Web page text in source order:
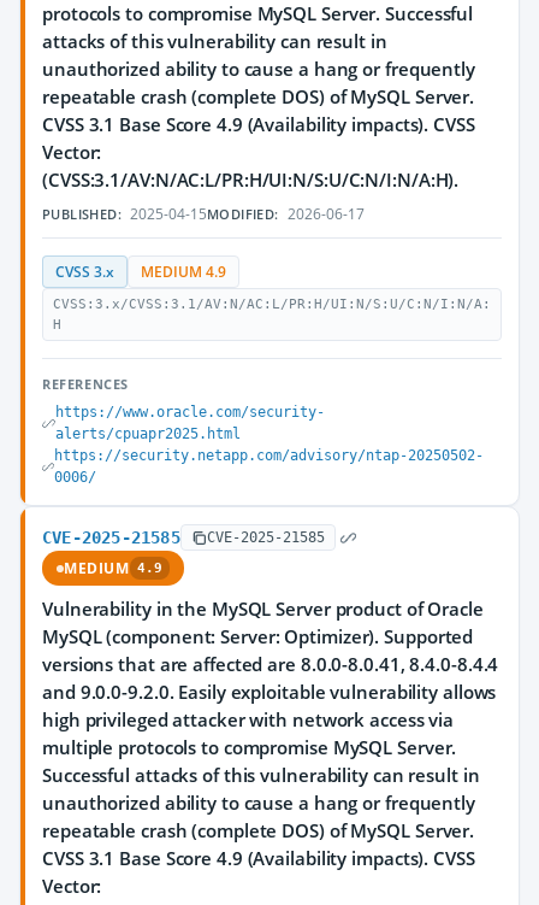
protocols to compromise MySQL Server. Successful
attacks of this vulnerability can result in
unauthorized ability to cause a hang or frequently
repeatable crash (complete DOS) of MySQL Server.
CVSS 3.1 Base Score 4.9 (Availability impacts). CVSS
Vector:
(CVSS:3.1/AV:N/AC:L/PR:H/UI:N/S:U/C:N/I:N/A:H).
PUBLISHED: 2025-04-15MODIFIED: 2026-06-17
CVSS 3.x MEDIUM 4.9
CVSS:3.x/CVSS:3.1/AV:N/AC:L/PR:H/UI:N/S:U/C:N/I:N/A:
H
REFERENCES
https://www.oracle.com/security-
alerts/cpuapr2025.html
https://security.netapp.com/advisory/ntap-20250502-
0006/
CVE-2025-21585 CVE-2025-21585
MEDIUM 4.9
Vulnerability in the MySQL Server product of Oracle
MySQL (component: Server: Optimizer). Supported
versions that are affected are 8.0.0-8.0.41, 8.4.0-8.4.4
and 9.0.0-9.2.0. Easily exploitable vulnerability allows
high privileged attacker with network access via
multiple protocols to compromise MySQL Server.
Successful attacks of this vulnerability can result in
unauthorized ability to cause a hang or frequently
repeatable crash (complete DOS) of MySQL Server.
CVSS 3.1 Base Score 4.9 (Availability impacts). CVSS
Vector: